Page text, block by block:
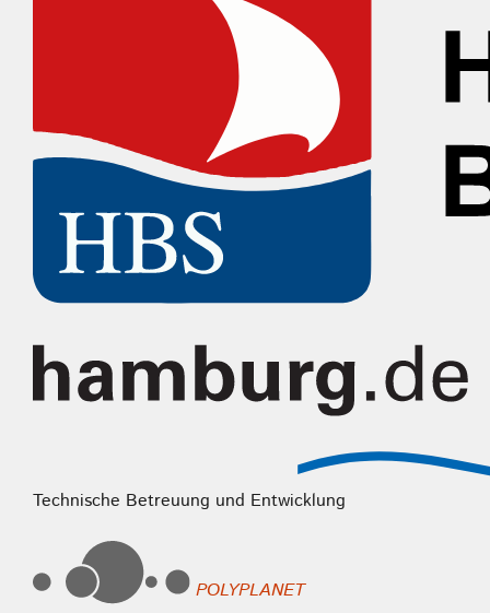
Technische Betreuung und Entwicklung
POLYPLANET